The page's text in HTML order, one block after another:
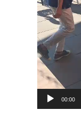
00:00